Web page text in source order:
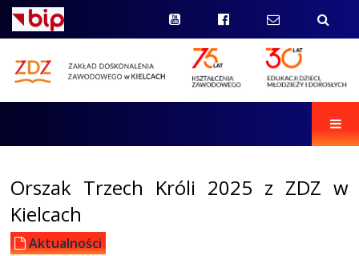
Orszak Trzech Króli 2025 z ZDZ w
Kielcach
Aktualności